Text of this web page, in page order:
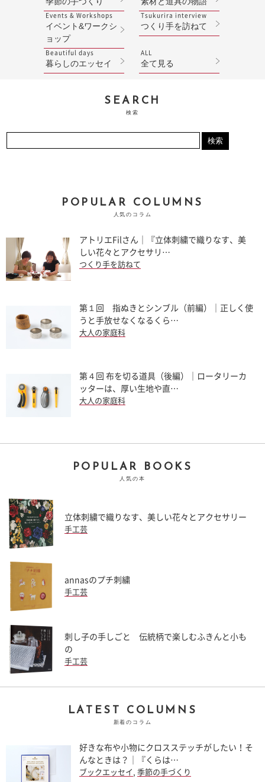
Events & Workshops
イベント&ワークシ
ョップ
Tsukurira interview
つくり手を訪ねて
Beautiful days
暮らしのエッセイ
ALL
全て見る
SEARCH
検索
POPULAR COLUMNS
人気のコラム
アトリエFilさん｜『立体刺繍で織りなす、美
しい花々とアクセサリ…
つくり手を訪ねて
第１回 指ぬきとシンブル（前編）｜正しく使
うと手放せなくなるくら…
大人の家庭科
第４回 布を切る道具（後編）｜ロータリーカ
ッターは、厚い生地や直…
大人の家庭科
POPULAR BOOKS
人気の本
立体刺繍で織りなす、美しい花々とアクセサリー
手工芸
annasのプチ刺繍
手工芸
刺し子の手しごと 伝統柄で楽しむふきんと小も
の
手工芸
LATEST COLUMNS
新着のコラム
好きな布や小物にクロスステッチがしたい！そ
んなときは？｜『くらは…
ブックエッセイ 季節の手づくり